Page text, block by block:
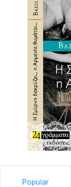
Popular